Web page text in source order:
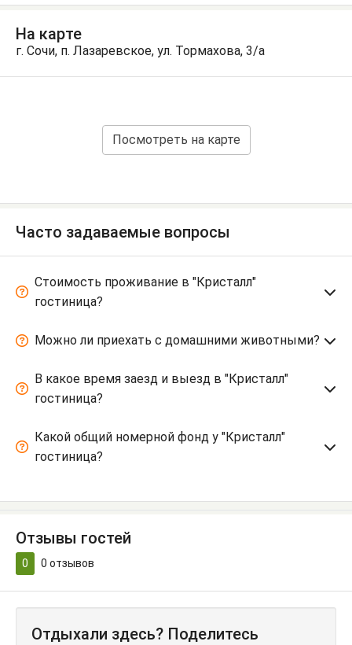
На карте
г. Сочи, п. Лазаревское, ул. Тормахова, 3/а
Посмотреть на карте
Часто задаваемые вопросы
Стоимость проживание в "Кристалл"
гостиница?
Можно ли приехать с домашними животными?
В какое время заезд и выезд в "Кристалл"
гостиница?
Какой общий номерной фонд у "Кристалл"
гостиница?
Отзывы гостей
0 0 отзывов
Отдыхали здесь? Поделитесь